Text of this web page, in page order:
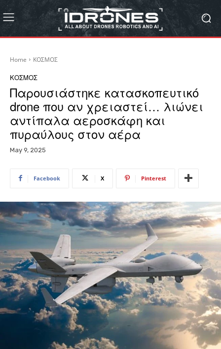
Home ΚΟΣΜΟΣ
ΚΟΣΜΟΣ
Παρουσιάστηκε κατασκοπευτικό
drone που αν χρειαστεί… λιώνει
αντίπαλα αεροσκάφη και
πυραύλους στον αέρα
May 9, 2025
Facebook X Pinterest